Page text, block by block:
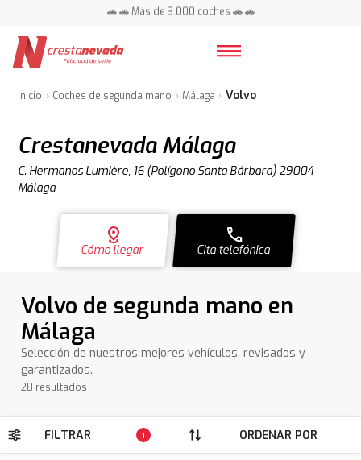
📍 Centros en toda España ⭐
📍 Centros en toda España ⭐
Inicio Coches de segunda mano Málaga Volvo
Crestanevada Málaga
C. Hermanos Lumière, 16 (Polígono Santa Bárbara) 29004
Málaga
distance
Cómo llegar
call
Cita telefónica
Volvo de segunda mano en
Málaga
Selección de nuestros mejores vehículos, revisados y
garantizados.
28 resultados
FILTRAR 1 ORDENAR POR